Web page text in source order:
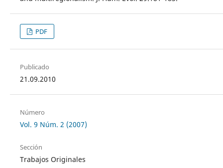
PDF
Publicado
21.09.2010
Número
Vol. 9 Núm. 2 (2007)
Sección
Trabajos Originales